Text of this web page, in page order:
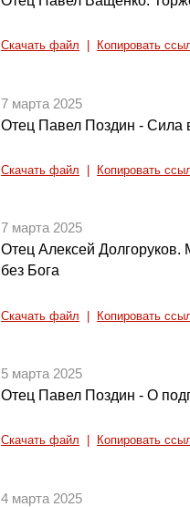
Скачать файл Копировать
7 марта 2025
Отец Павел Поздин - Сила
Скачать файл Копировать
7 марта 2025
Отец Алексей
без Бога
Скачать файл Копировать
5 марта 2025
Отец Павел Поздин - О
Скачать файл Копировать
4 марта 2025